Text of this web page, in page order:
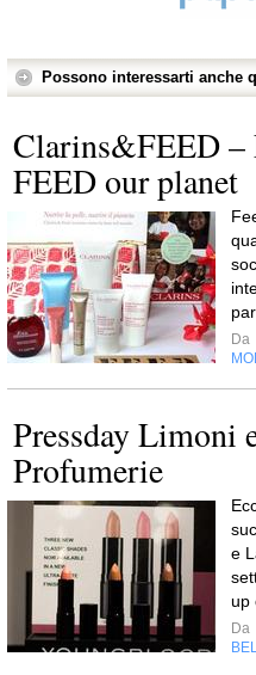
Possono interessarti anche
Clarins&FEED –
FEED our planet
Da
Pressday Limoni
Profumerie
e
up
Da